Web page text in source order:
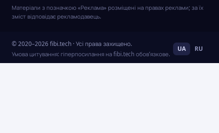
Матеріали з позначкою «Реклама» розміщені на правах реклами; за їх
зміст відповідає рекламодавець.
© 2020–2026 fibi.tech · Усі права захищено.
Умова цитування: гіперпосилання на fibi.tech обов’язкове.
UA RU